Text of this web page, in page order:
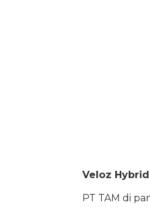
Veloz Hybrid
PT TAM di